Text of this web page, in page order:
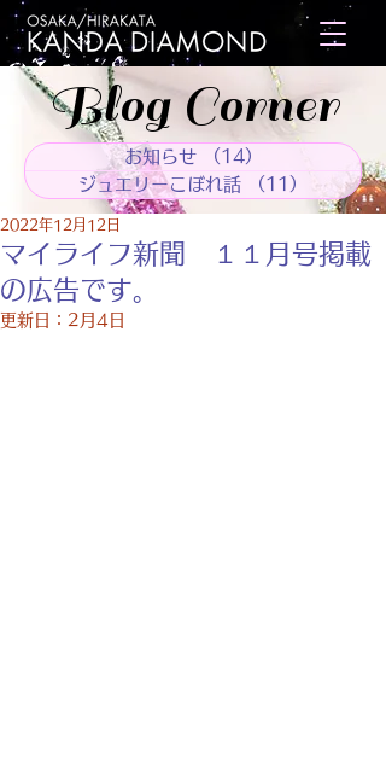
Blog Corner
お知らせ （14）
14件の記事
ジュエリーこぼれ話
（11） 11件の記
マイライフ新聞 １１月号掲載
の広告です。
2022年12月12日
更新日： 2月4日